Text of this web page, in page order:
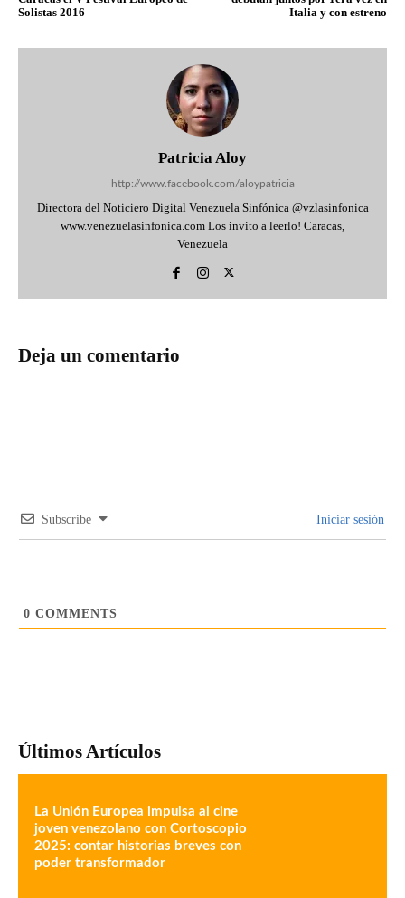
Solistas 2016
Italia y con estreno
Patricia Aloy
http://www.facebook.com/aloypatricia
Directora del Noticiero Digital Venezuela Sinfónica @vzlasinfonica
www.venezuelasinfonica.com Los invito a leerlo! Caracas,
Venezuela
Deja un comentario
Subscribe Iniciar sesión
0 COMMENTS
Últimos Artículos
La Unión Europea impulsa al cine
joven venezolano con Cortoscopio
2025: contar historias breves con
poder transformador